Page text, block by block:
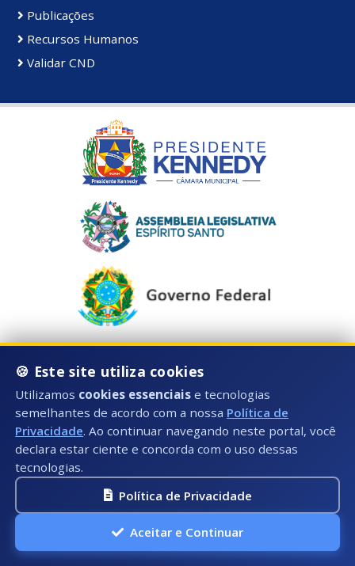
Publicações
Recursos Humanos
Validar CND
Horário de Atendimento:
Segunda à Sexta: 08:00hs às 17:00hs
Telefone:
Fixo: (28) 3535-3603 (Ramal 1025)
E-mail:
ouvidoria@presidentekennedy.es.gov.br
🍪 Este site utiliza cookies
Utilizamos cookies essenciais e tecnologias
semelhantes de acordo com a nossa Política de
Privacidade. Ao continuar navegando neste portal, você
declara estar ciente e concorda com o uso dessas
tecnologias.
Política de Privacidade
Aceitar e Continuar